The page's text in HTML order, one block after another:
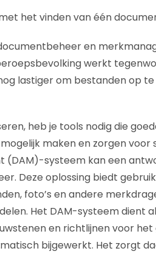
het vinden van één
en
werkt
lastiger om bestanden op
heb je tools nodig die
maken en zorgen voor
(DAM)-systeem kan een
Deze oplossing biedt
foto’s en andere
Het DAM-systeem dient
en richtlijnen voor het
bijgewerkt. Het zorgt